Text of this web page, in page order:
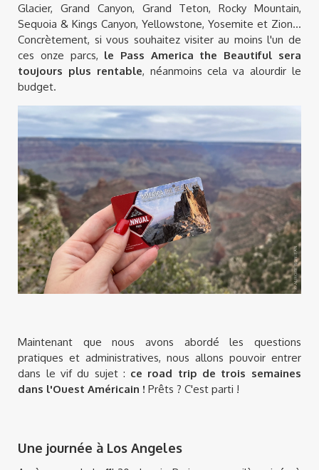
Glacier, Grand Canyon, Grand Teton, Rocky Mountain,
Sequoia & Kings Canyon, Yellowstone, Yosemite et Zion...
Concrètement, si vous souhaitez visiter au moins l'un de
ces onze parcs, le Pass America the Beautiful sera
toujours plus rentable, néanmoins cela va alourdir le
budget.
Maintenant que nous avons abordé les questions
pratiques et administratives, nous allons pouvoir entrer
dans le vif du sujet : ce road trip de trois semaines
dans l'Ouest Américain !Prêts ? C'est parti !
Une journée à Los Angeles